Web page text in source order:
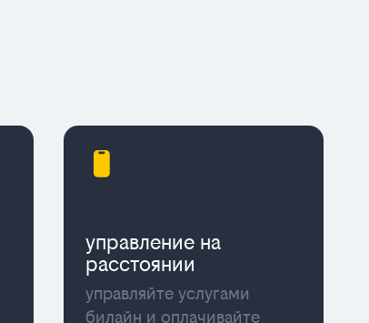
управление на
расстоянии
управляйте услугами
билайн и оплачивайте